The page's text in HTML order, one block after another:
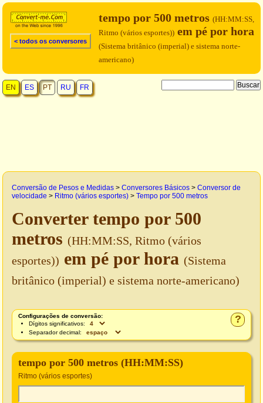
< todos os conversores
tempo por 500 metros (HH:MM:SS,
Ritmo (vários esportes)) em pé por hora
(Sistema britânico (imperial) e sistema norte-
americano)
EN ES PT RU FR
Conversão de Pesos e Medidas > Conversores Básicos > Conversor de
velocidade > Ritmo (vários esportes) > Tempo por 500 metros
Converter tempo por 500
metros (HH:MM:SS, Ritmo (vários
esportes)) em pé por hora (Sistema
britânico (imperial) e sistema norte-americano)
?
Configurações de conversão:
Dígitos significativos:
Separador decimal:
tempo por 500 metros (HH:MM:SS)
Ritmo (vários esportes)